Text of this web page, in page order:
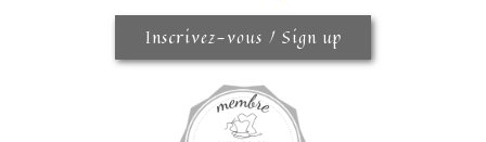
Inscrivez-vous / Sign up